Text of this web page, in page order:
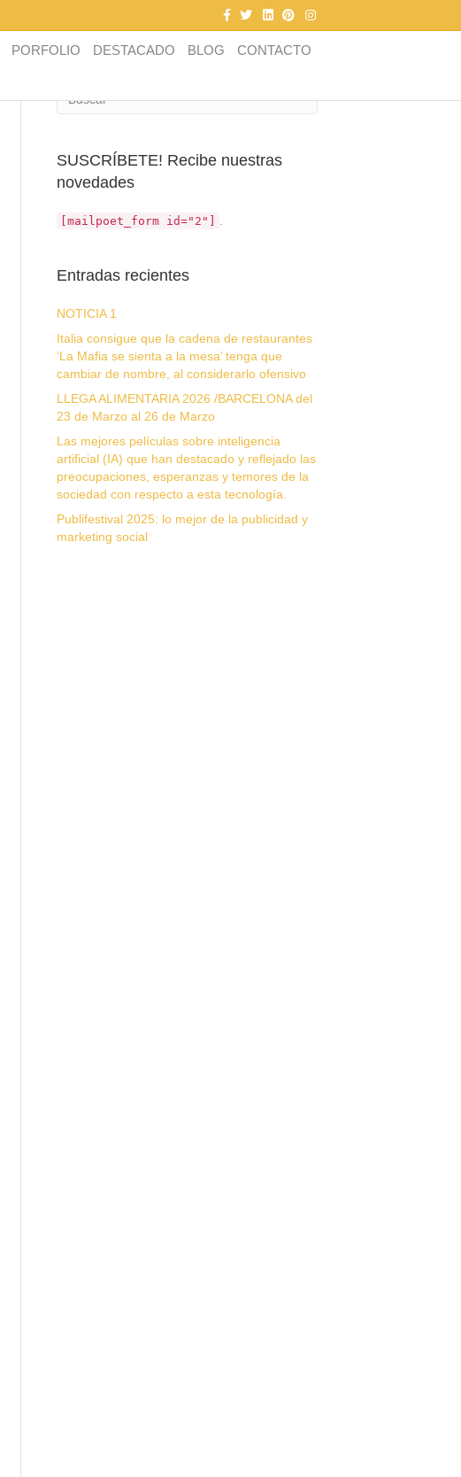
c
e
T
i
L
n
k
P
i
n
t
s
t
PORFOLIO DESTACADO BLOG CONTACTO
Búsqueda
SUSCRÍBETE! Recibe nuestras
novedades
[mailpoet_form id="2"]
Entradas recientes
NOTICIA 1
Italia consigue que la cadena de restaurantes
‘La Mafia se sienta a la mesa’ tenga que
cambiar de nombre, al considerarlo ofensivo
LLEGA ALIMENTARIA 2026 /BARCELONA del
23 de Marzo al 26 de Marzo
Las mejores películas sobre inteligencia
artificial (IA) que han destacado y reflejado las
preocupaciones, esperanzas y temores de la
sociedad con respecto a esta tecnología.
Publifestival 2025: lo mejor de la publicidad y
marketing social